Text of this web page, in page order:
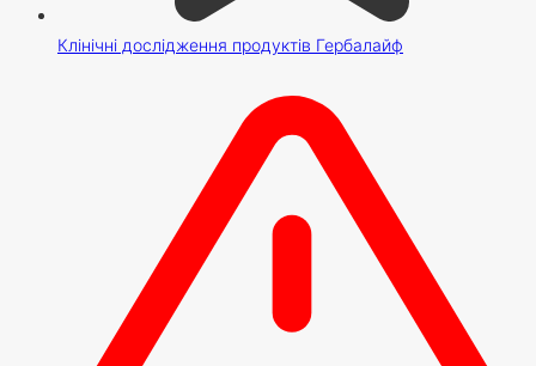
Клінічні дослідження продуктів Гербалайф